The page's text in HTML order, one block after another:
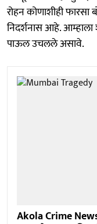
रोहन कोणाशीही
निदर्शनास आहे.
पाऊल उचलले असावे.
Akola Crime